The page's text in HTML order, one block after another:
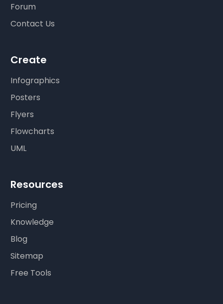
Forum
Contact Us
Create
Infographics
Posters
Flyers
Flowcharts
UML
Resources
Pricing
Knowledge
Blog
Sitemap
Free Tools